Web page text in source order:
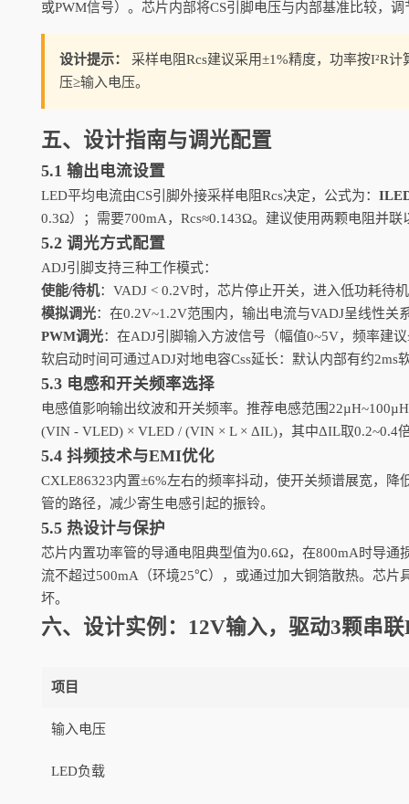
或PWM信号）。芯片内部将CS引脚电压与内部基准比较，
设计提示：
采样电阻Rcs建议采用±1%精度，功率按I²R
压≥输入电压。
五、设计指南与调光配置
5.1 输出电流设置
LED平均电流由CS引脚外接采样电阻Rcs决定，公式为：
0.3Ω）；需要700mA，Rcs≈0.143Ω。建议使用两颗电阻并
5.2 调光方式配置
ADJ引脚支持三种工作模式：
使能/待机：VADJ < 0.2V时，芯片停止开关，进入低功耗待
模拟调光：在0.2V~1.2V范围内，输出电流与VADJ呈线性
PWM调光：在ADJ引脚输入方波信号（幅值0~5V，频率建
软启动时间可通过ADJ对地电容Css延长：默认内部有约
5.3 电感和开关频率选择
电感值影响输出纹波和开关频率。推荐电感范围
(VIN - VLED) × VLED / (VIN × L × ΔIL)，其中ΔIL取0.2~0.4
5.4 抖频技术与EMI优化
CXLE86323内置±6%左右的频率抖动，使开关频谱展宽，降
管的路径，减少寄生电感引起的振铃。
5.5 热设计与保护
芯片内置功率管的导通电阻典型值为0.6Ω，在800mA时导
流不超过500mA（环境25℃），或通过加大铜箔散热。芯片
坏。
六、设计实例：12V输入，驱动3颗串
项目
输入电压
LED负载